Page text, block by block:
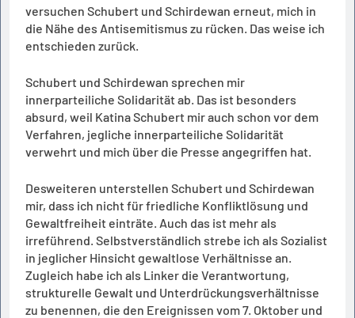
versuchen Schubert und Schirdewan erneut, mich in
die Nähe des Antisemitismus zu rücken. Das weise ich
entschieden zurück.
Schubert und Schirdewan sprechen mir
innerparteiliche Solidarität ab. Das ist besonders
absurd, weil Katina Schubert mir auch schon vor dem
Verfahren, jegliche innerparteiliche Solidarität
verwehrt und mich über die Presse angegriffen hat.
Desweiteren unterstellen Schubert und Schirdewan
mir, dass ich nicht für friedliche Konfliktlösung und
Gewaltfreiheit einträte. Auch das ist mehr als
irreführend. Selbstverständlich strebe ich als Sozialist
in jeglicher Hinsicht gewaltlose Verhältnisse an.
Zugleich habe ich als Linker die Verantwortung,
strukturelle Gewalt und Unterdrückungsverhältnisse
zu benennen, die den Ereignissen vom 7. Oktober und